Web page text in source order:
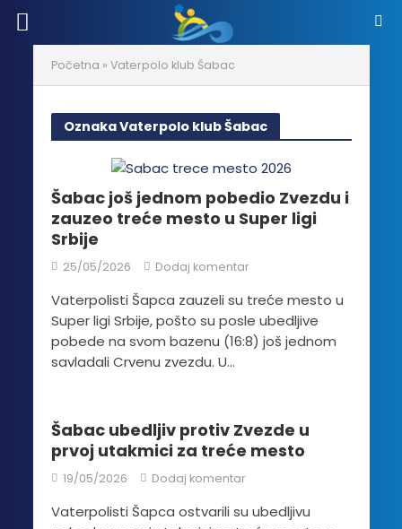
Početna » Vaterpolo klub Šabac
Oznaka Vaterpolo klub Šabac
Šabac još jednom pobedio Zvezdu i
zauzeo treće mesto u Super ligi
Srbije
25/05/2026 Dodaj komentar
Vaterpolisti Šapca zauzeli su treće mesto u
Super ligi Srbije, pošto su posle ubedljive
pobede na svom bazenu (16:8) još jednom
savladali Crvenu zvezdu. U...
Šabac ubedljiv protiv Zvezde u
prvoj utakmici za treće mesto
19/05/2026 Dodaj komentar
Vaterpolisti Šapca ostvarili su ubedljivu